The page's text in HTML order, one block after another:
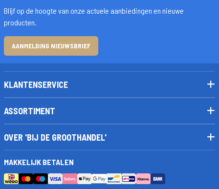
Blijf op de hoogte van onze actuele aanbiedingen en nieuwe
producten.
AANMELDING NIEUWSBRIEF
KLANTENSERVICE
ASSORTIMENT
OVER 'BIJ DE GROOTHANDEL'
MAKKELIJK BETALEN